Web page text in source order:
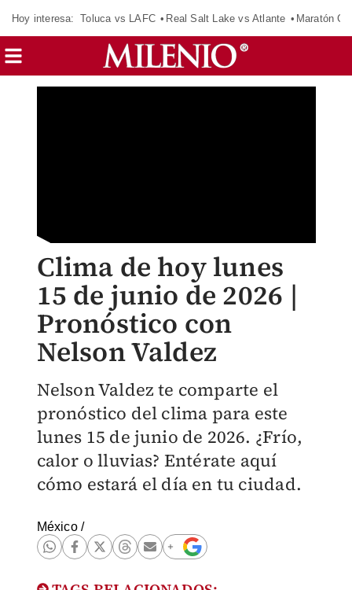
Hoy interesa: Toluca vs LAFC Real Salt Lake vs Atlante Maratón
Clima de hoy lunes
15 de junio de 2026 |
Pronóstico con
Nelson Valdez
Nelson Valdez te comparte el
pronóstico del clima para este
lunes 15 de junio de 2026. ¿Frío,
calor o lluvias? Entérate aquí
cómo estará el día en tu ciudad.
México/